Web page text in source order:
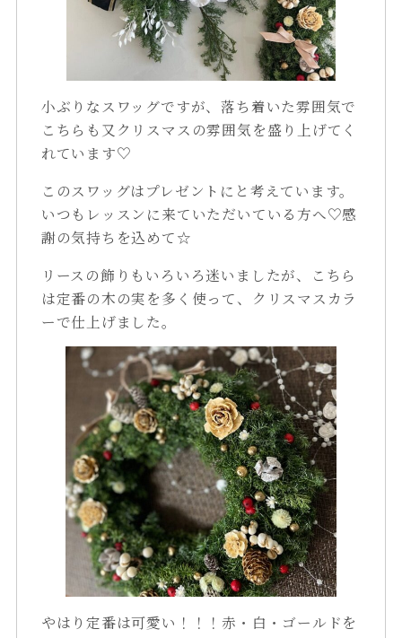
小ぶりなスワッグですが、落ち着いた雰囲気で
こちらも又クリスマスの雰囲気を盛り上げてく
れています♡
このスワッグはプレゼントにと考えています。
いつもレッスンに来ていただいている方へ♡感
謝の気持ちを込めて☆
リースの飾りもいろいろ迷いましたが、こちら
は定番の木の実を多く使って、クリスマスカラ
ーで仕上げました。
やはり定番は可愛い！！！赤・白・ゴールドを